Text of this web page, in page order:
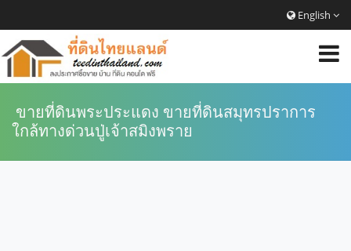
English
ขายที่ดินพระประแดง ขายที่ดินสมุทรปราการ
ใกล้ทางด่วนปู่เจ้าสมิงพราย